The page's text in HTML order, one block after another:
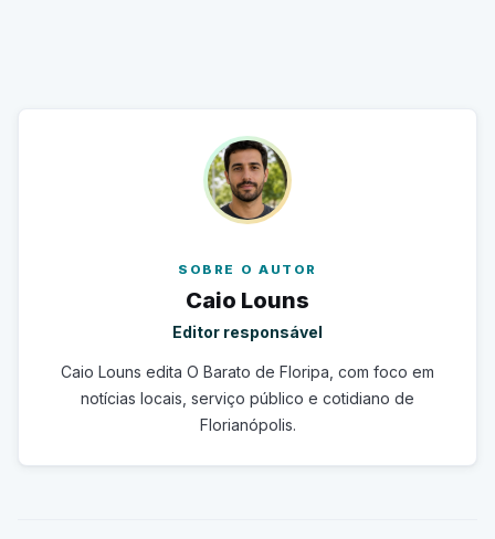
SOBRE O AUTOR
Caio Louns
Editor responsável
Caio Louns edita O Barato de Floripa, com foco em
notícias locais, serviço público e cotidiano de
Florianópolis.